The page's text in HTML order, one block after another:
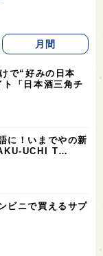
月間
で“好みの日本
「日本酒三角チ
に！いまでやの新
UCHI T…
ビニで買えるサプ